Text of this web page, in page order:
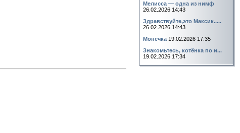
Мелисса — одна из нимф
26.02.2026 14:43
Здравствуйте,это Максик.....
26.02.2026 14:43
Монечка 19.02.2026 17:35
Знакомьтесь, котёнка по и...
19.02.2026 17:34